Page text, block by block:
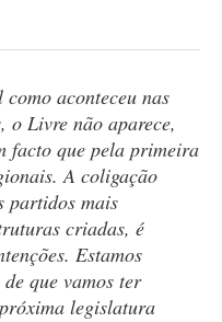
aconteceu nas
o Livre não aparece,
facto que pela primeira
A coligação
partidos mais
criadas, é
Estamos
que vamos ter
legislatura